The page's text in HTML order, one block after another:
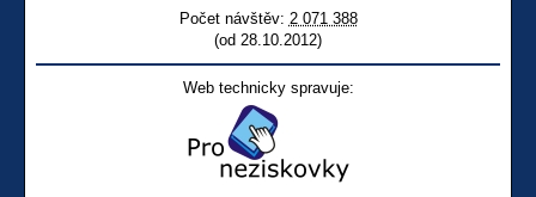
Počet návštěv: 2 071 388
(od 28.10.2012)
Web technicky spravuje: